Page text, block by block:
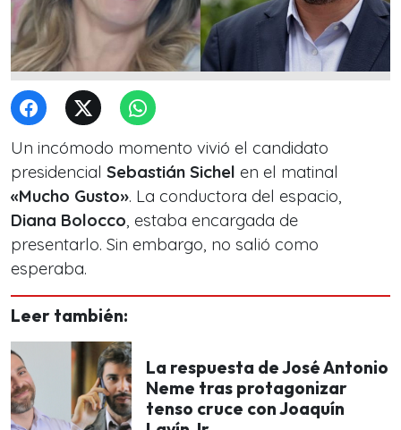
Un incómodo momento vivió el candidato
presidencial Sebastián Sichel en el matinal
«Mucho Gusto». La conductora del espacio,
Diana Bolocco, estaba encargada de
presentarlo. Sin embargo, no salió como
esperaba.
Leer también:
La respuesta de José Antonio
Neme tras protagonizar
tenso cruce con Joaquín